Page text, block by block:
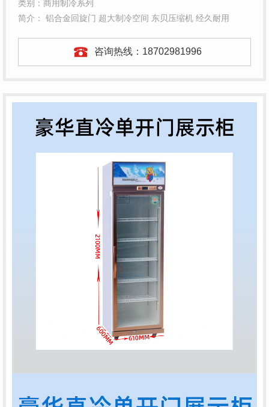
类别：商用制冷系列
简介： 铝合金回旋门 超大制冷空间 东贝压缩机 经久耐用
咨询热线： 18702981996